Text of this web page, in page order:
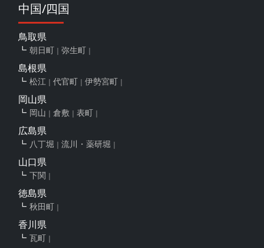
中国/四国
鳥取県
朝日町 弥生町
島根県
松江 代官町 伊勢宮町
岡山県
岡山 倉敷 表町
広島県
八丁堀 流川・薬研堀
山口県
下関
徳島県
秋田町
香川県
瓦町